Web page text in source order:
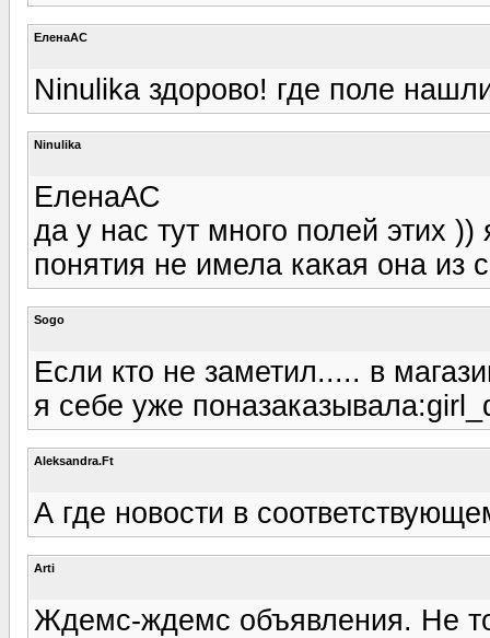
ЕленаАС
Ninulika здорово! где поле
Ninulika
ЕленаАС
да у нас тут много полей этих
понятия не имела какая она из
Sogo
Если кто не заметил..... в
я себе уже
Aleksandra.Ft
А где новости в
Arti
Ждемс-ждемс объявления. Не